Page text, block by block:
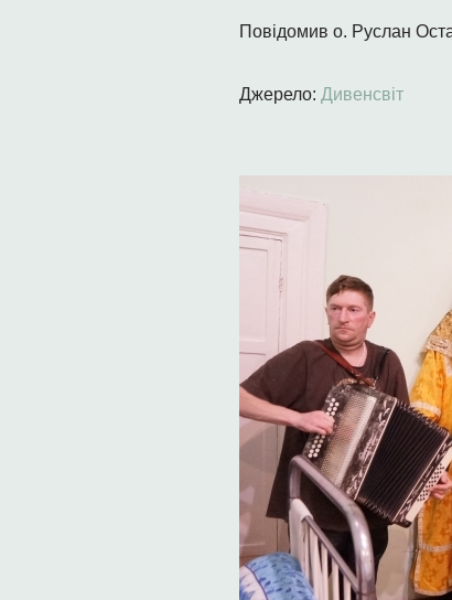
Повідомив о. Руслан
Джерело: Дивенсвіт